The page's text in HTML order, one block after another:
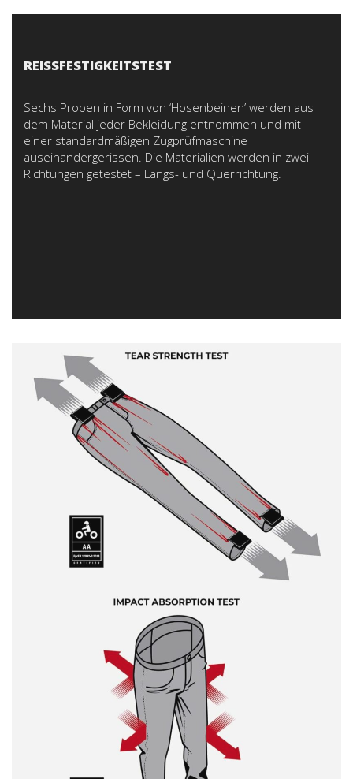
REISSFESTIGKEITSTEST
Sechs Proben in Form von ‘Hosenbeinen’ werden aus
dem Material jeder Bekleidung entnommen und mit
einer standardmäßigen Zugprüfmaschine
auseinandergerissen. Die Materialien werden in zwei
Richtungen getestet – Längs- und Querrichtung.